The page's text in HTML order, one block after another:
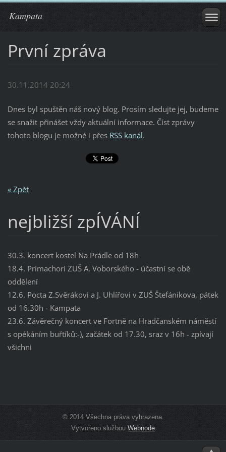
Kampata
První zpráva
30.11.2014 20:24
Dnes byl spuštěn náš nový blog. Prosím sledujte jej, budeme
se snažit přinášet vždy aktuální informace. Číst zprávy
tohoto blogu je možné i přes RSS kanál.
« Zpět
nejbližší zpÍVÁNÍ
30.3. koncert kostel Na Prádle od 18h
18.4. Primachori ZUŠ A. Voborského - účastní se obě
oddělení
12.6. Pocta Z.Svěrákovi a J. Uhlířovi v ZUŠ Štefánikova, pátek
od 16.30h - Kampata
23.6. Závěrečný koncert ve Fortně na Hradčanském náměstí
s opékáním buřtíků:-), začátek od 17.30, sraz v 16h - zpívají
všichni
© 2014 Všechna práva vyhrazena.
Vytvořeno službou Webnode